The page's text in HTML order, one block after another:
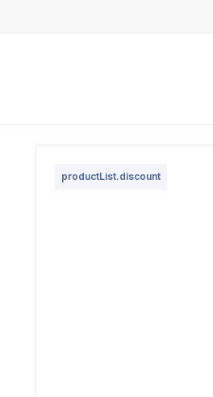
productList.discount